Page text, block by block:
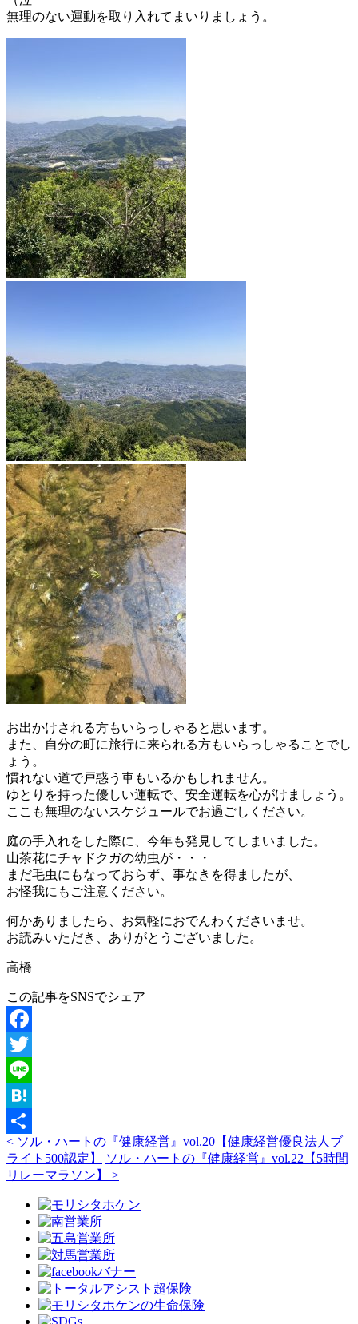
無理のない運動を取り入れてまいりましょう。
お出かけされる方もいらっしゃると思います。
また、自分の町に旅行に来られる方もいらっしゃることでし
ょう。
慣れない道で戸惑う車もいるかもしれません。
ゆとりを持った優しい運転で、安全運転を心がけましょう。
ここも無理のないスケジュールでお過ごしください。
庭の手入れをした際に、今年も発見してしまいました。
山茶花にチャドクガの幼虫が・・・
まだ毛虫にもなっておらず、事なきを得ましたが、
お怪我にもご注意ください。
何かありましたら、お気軽におでんわくださいませ。
お読みいただき、ありがとうございました。
高橋
この記事をSNSでシェア
Facebook
Twitter
Line
Hatena
共
有
< ソル・ハートの『健康経営』vol.20【健康経営優良法人ブ
ライト500認定】
ソル・ハートの『健康経営』vol.22【5時間
リレーマラソン】 >